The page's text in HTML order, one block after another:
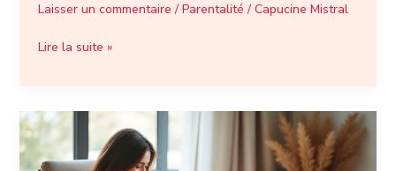
Laisser un commentaire / Parentalité / Capucine Mistral
Lire la suite »
Rocking
chair
allaitement